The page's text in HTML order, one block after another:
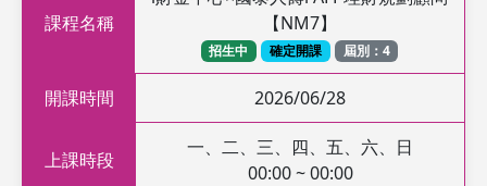
課程名稱
【NM7】
招生中 確定開課 屆別：4
開課時間 2026/06/28
上課時段
一、二、三、四、五、六、日
00:00 ~ 00:00